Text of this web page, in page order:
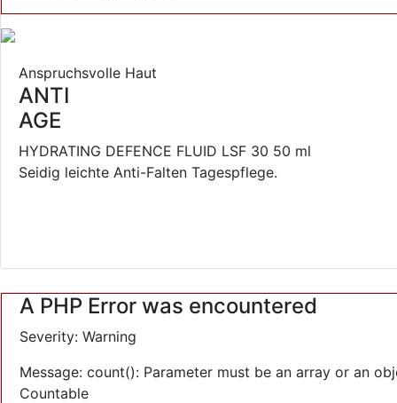
Anspruchsvolle Haut
ANTI
AGE
HYDRATING DEFENCE FLUID LSF 30 50 ml
Seidig leichte Anti-Falten Tagespflege.
A PHP Error was encountered
Severity: Warning
Message: count(): Parameter must be an array or an
Countable